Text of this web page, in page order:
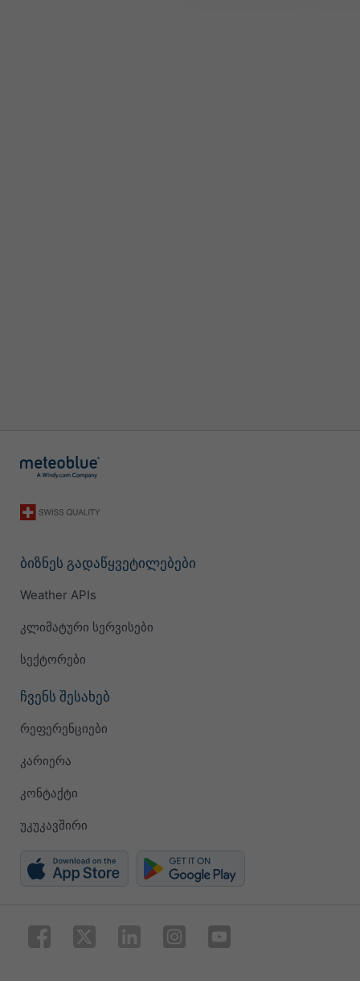
ბიზნეს გადაწყვეტილებები
Weather APIs
კლიმატური სერვისები
სექტორები
ჩვენს შესახებ
რეფერენციები
კარიერა
კონტაქტი
უკუკავშირი